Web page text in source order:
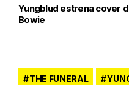
Yungblud estrena cover
Bowie
THE FUNERAL